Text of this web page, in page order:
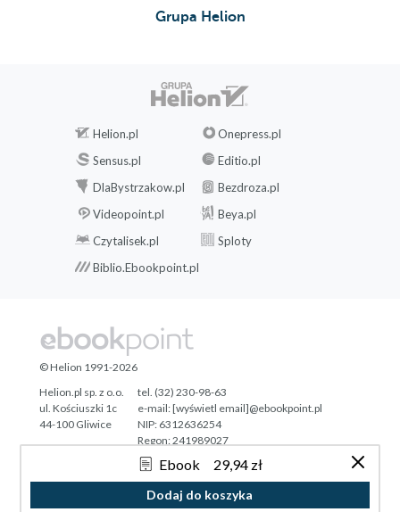
Ebook 29,94 zł
Dodaj do koszyka
Grupa Helion
Helion.pl
Onepress.pl
Sensus.pl
Editio.pl
DlaBystrzakow.pl
Bezdroza.pl
Videopoint.pl
Beya.pl
Czytalisek.pl
Sploty
Biblio.Ebookpoint.pl
Tonik.pl
© Helion 1991-2026
Helion.pl sp. z o.o.
ul. Kościuszki 1c
44-100 Gliwice
tel. (32) 230-98-63
e-mail:[wyświetl email]@ebookpoint.pl
NIP: 6312636254
Regon: 241989027